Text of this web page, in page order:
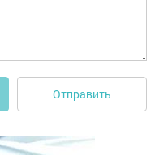
Отправить